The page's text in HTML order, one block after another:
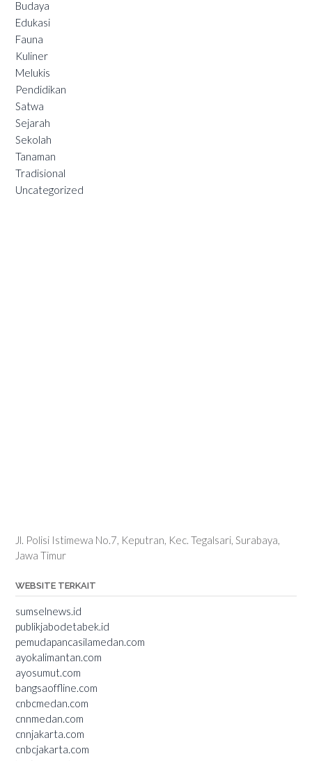
Budaya
Edukasi
Fauna
Kuliner
Melukis
Pendidikan
Satwa
Sejarah
Sekolah
Tanaman
Tradisional
Uncategorized
Jl. Polisi Istimewa No.7, Keputran, Kec. Tegalsari, Surabaya,
Jawa Timur
WEBSITE TERKAIT
sumselnews.id
publikjabodetabek.id
pemudapancasilamedan.com
ayokalimantan.com
ayosumut.com
bangsaoffline.com
cnbcmedan.com
cnnmedan.com
cnnjakarta.com
cnbcjakarta.com